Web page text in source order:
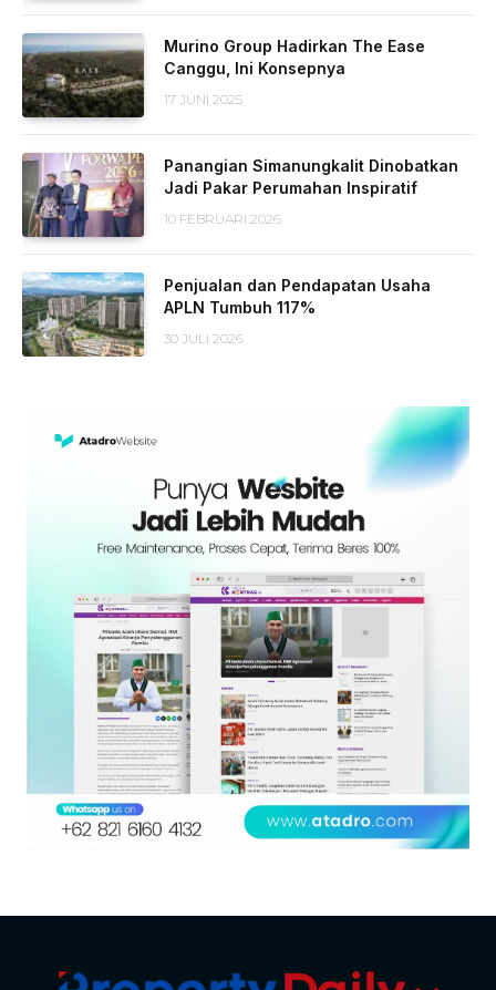
Murino Group Hadirkan The Ease
Canggu, Ini Konsepnya
17 JUNI 2025
Panangian Simanungkalit Dinobatkan
Jadi Pakar Perumahan Inspiratif
10 FEBRUARI 2026
Penjualan dan Pendapatan Usaha
APLN Tumbuh 117%
30 JULI 2026